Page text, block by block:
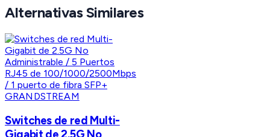
Alternativas Similares
GRANDSTREAM
Switches de red Multi-
Gigabit de 2.5G No